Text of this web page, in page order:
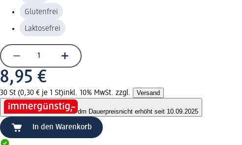
Glutenfrei
Laktosefrei
8,95 €
30 St (0,30 € je 1 St)inkl. 10% MwSt. zzgl. Versand
dm Dauerpreisnicht erhöht seit 10.09.2025
In den Warenkorb